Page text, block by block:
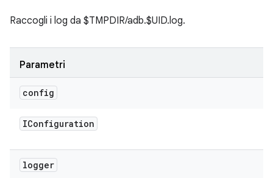
Raccogli i log da $TMPDIR/adb.$UID.log.
Parametri
config
IConfiguration
logger